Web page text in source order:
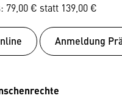
79,00 € statt 139,00 €
Anmeldung